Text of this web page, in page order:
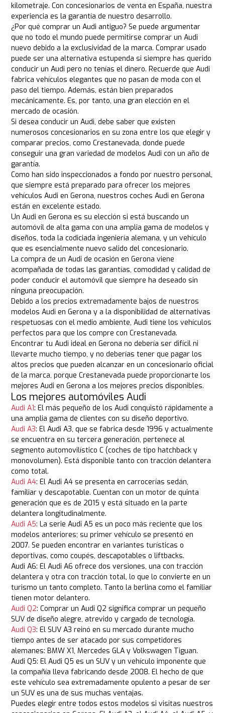
kilometraje. Con concesionarios de venta en España, nuestra
experiencia es la garantía de nuestro desarrollo.
¿Por qué comprar un Audi antiguo? Se puede argumentar
que no todo el mundo puede permitirse comprar un Audi
nuevo debido a la exclusividad de la marca. Comprar usado
puede ser una alternativa estupenda si siempre has querido
conducir un Audi pero no tenías el dinero. Recuerde que Audi
fabrica vehículos elegantes que no pasan de moda con el
paso del tiempo. Además, están bien preparados
mecánicamente. Es, por tanto, una gran elección en el
mercado de ocasión.
Si desea conducir un Audi, debe saber que existen
numerosos concesionarios en su zona entre los que elegir y
comparar precios, como Crestanevada, donde puede
conseguir una gran variedad de modelos Audi con un año de
garantía.
Como han sido inspeccionados a fondo por nuestro personal,
que siempre está preparado para ofrecer los mejores
vehículos Audi en Gerona, nuestros coches Audi en Gerona
están en excelente estado.
Un Audi en Gerona es su elección si está buscando un
automóvil de alta gama con una amplia gama de modelos y
diseños, toda la codiciada ingeniería alemana, y un vehículo
que es esencialmente nuevo salido del concesionario.
La compra de un Audi de ocasión en Gerona viene
acompañada de todas las garantías, comodidad y calidad de
poder conducir el automóvil que siempre ha deseado sin
ninguna preocupación.
Debido a los precios extremadamente bajos de nuestros
modelos Audi en Gerona y a la disponibilidad de alternativas
respetuosas con el medio ambiente, Audi tiene los vehículos
perfectos para que los compre con Crestanevada.
Encontrar tu Audi ideal en Gerona no debería ser difícil ni
llevarte mucho tiempo, y no deberías tener que pagar los
altos precios que pueden alcanzar en un concesionario oficial
de la marca, porque Crestanevada puede proporcionarte los
mejores Audi en Gerona a los mejores precios disponibles.
Los mejores automóviles Audi
Audi A1: El más pequeño de los Audi conquistó rápidamente a
una amplia gama de clientes con su diseño deportivo.
Audi A3: El Audi A3, que se fabrica desde 1996 y actualmente
se encuentra en su tercera generación, pertenece al
segmento automovilístico C (coches de tipo hatchback y
monovolumen). Está disponible tanto con tracción delantera
como total.
Audi A4: El Audi A4 se presenta en carrocerías sedán,
familiar y descapotable. Cuentan con un motor de quinta
generación que es de 2015 y está situado en la parte
delantera longitudinalmente.
Audi A5: La serie Audi A5 es un poco más reciente que los
modelos anteriores; su primer vehículo se presentó en
2007. Se pueden encontrar en variantes turísticas o
deportivas, como coupés, descapotables o liftbacks.
Audi A6: El Audi A6 ofrece dos versiones, una con tracción
delantera y otra con tracción total, lo que lo convierte en un
turismo un tanto completo. Tanto la berlina como el familiar
tienen motor delantero.
Audi Q2: Comprar un Audi Q2 significa comprar un pequeño
SUV de diseño alegre, atrevido y cargado de tecnología.
Audi Q3: El SUV A3 reinó en su mercado durante mucho
tiempo antes de ser atacado por sus competidores
alemanes: BMW X1, Mercedes GLA y Volkswagen Tiguan.
Audi Q5: El Audi Q5 es un SUV y un vehículo imponente que
la compañía lleva fabricando desde 2008. El hecho de que
este vehículo sea extremadamente opulento a pesar de ser
un SUV es una de sus muchas ventajas.
Puedes elegir entre todos estos modelos si visitas nuestros